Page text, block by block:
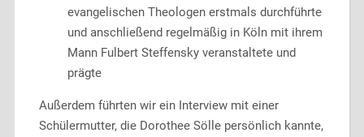
evangelischen Theologen erstmals durchführte
und anschließend regelmäßig in Köln mit ihrem
Mann Fulbert Steffensky veranstaltete und
prägte
Außerdem führten wir ein Interview mit einer
Schülermutter, die Dorothee Sölle persönlich kannte,